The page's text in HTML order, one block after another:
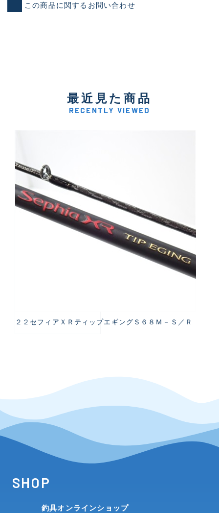
この商品に関するお問い合わせ
最近見た商品
RECENTLY VIEWED
２２セフィアＸＲティップエギングＳ６８Ｍ－Ｓ／Ｒ
SHOP
釣具オンラインショップ